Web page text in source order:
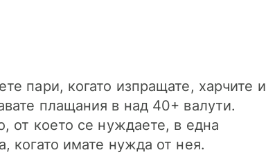
пари, когато изпращате, харчите и
плащания в над 40+ валути.
от което се нуждаете, в една
когато имате нужда от нея.